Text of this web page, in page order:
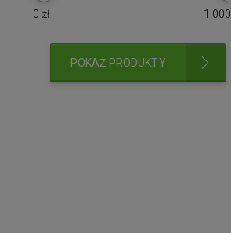
0 zł 1 000
POKAŻ PRODUKTY